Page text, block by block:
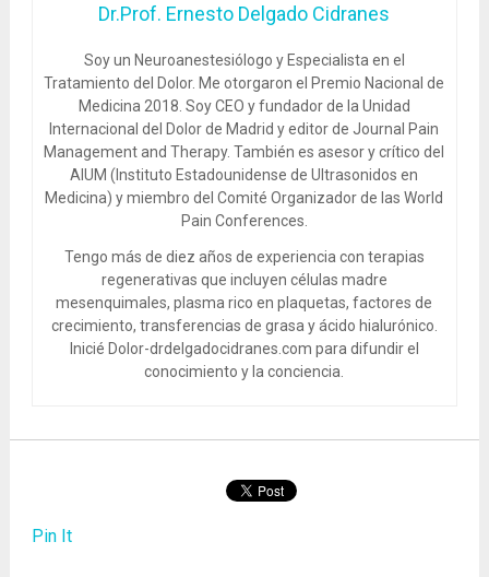
Dr.Prof. Ernesto Delgado Cidranes
Soy un Neuroanestesiólogo y Especialista en el
Tratamiento del Dolor. Me otorgaron el Premio Nacional de
Medicina 2018. Soy CEO y fundador de la Unidad
Internacional del Dolor de Madrid y editor de Journal Pain
Management and Therapy. También es asesor y crítico del
AIUM (Instituto Estadounidense de Ultrasonidos en
Medicina) y miembro del Comité Organizador de las World
Pain Conferences.
Tengo más de diez años de experiencia con terapias
regenerativas que incluyen células madre
mesenquimales, plasma rico en plaquetas, factores de
crecimiento, transferencias de grasa y ácido hialurónico.
Inicié Dolor-drdelgadocidranes.com para difundir el
conocimiento y la conciencia.
Pin It